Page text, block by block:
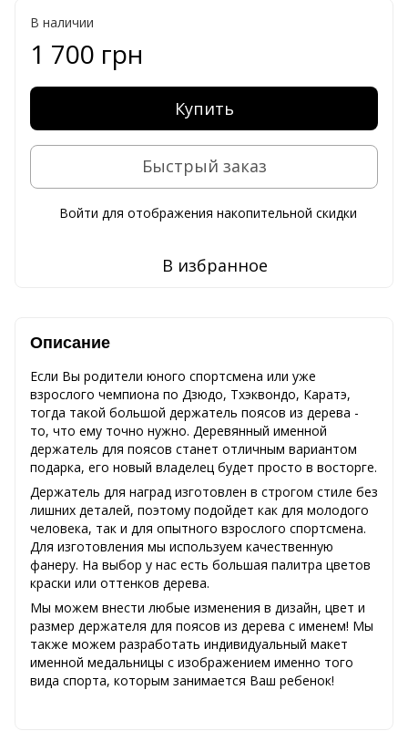
В наличии
1 700 грн
Купить
Быстрый заказ
Войти для отображения накопительной скидки
В избранное
Описание
Если Вы родители юного спортсмена или уже
взрослого чемпиона по Дзюдо, Тхэквондо, Каратэ,
тогда такой большой держатель поясов из дерева -
то, что ему точно нужно. Деревянный именной
держатель для поясов станет отличным вариантом
подарка, его новый владелец будет просто в восторге.
Держатель для наград изготовлен в строгом стиле без
лишних деталей, поэтому подойдет как для молодого
человека, так и для опытного взрослого спортсмена.
Для изготовления мы используем качественную
фанеру. На выбор у нас есть большая палитра цветов
краски или оттенков дерева.
Мы можем внести любые изменения в дизайн, цвет и
размер держателя для поясов из дерева с именем! Мы
также можем разработать индивидуальный макет
именной медальницы с изображением именно того
вида спорта, которым занимается Ваш ребенок!